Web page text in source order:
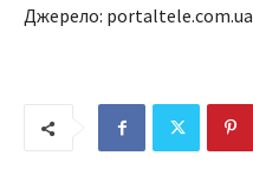
Джерело: portaltele.com.ua